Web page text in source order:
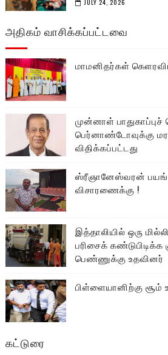
JULY 24, 2026
அதிகம் வாசிக்கப்பட்டவை
மாமனிதர்கள்
முன்னாள்
பெர்னாண்டோவுக்கு
விதிக்கப்பட்டது
ஸ்ரீஞானேஸ்வரன்
விசாரணைக்கு !
இத்தாலியில் ஒரு
பரிசைக்
பெண்ணுக்கு உதவினர்
பிள்ளையானிற்கு
கட்டுரை